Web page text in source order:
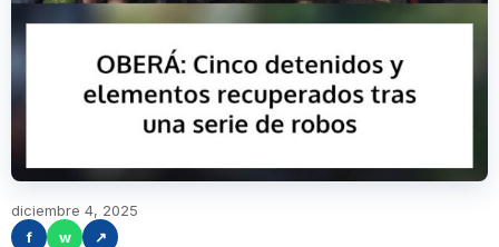
diciembre 4, 2025
f
w ↗